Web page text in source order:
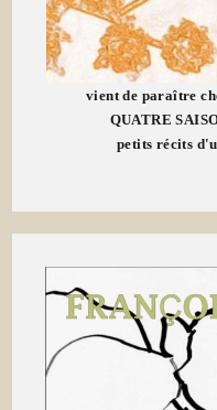
vient de paraître
QUATRE
petits récits